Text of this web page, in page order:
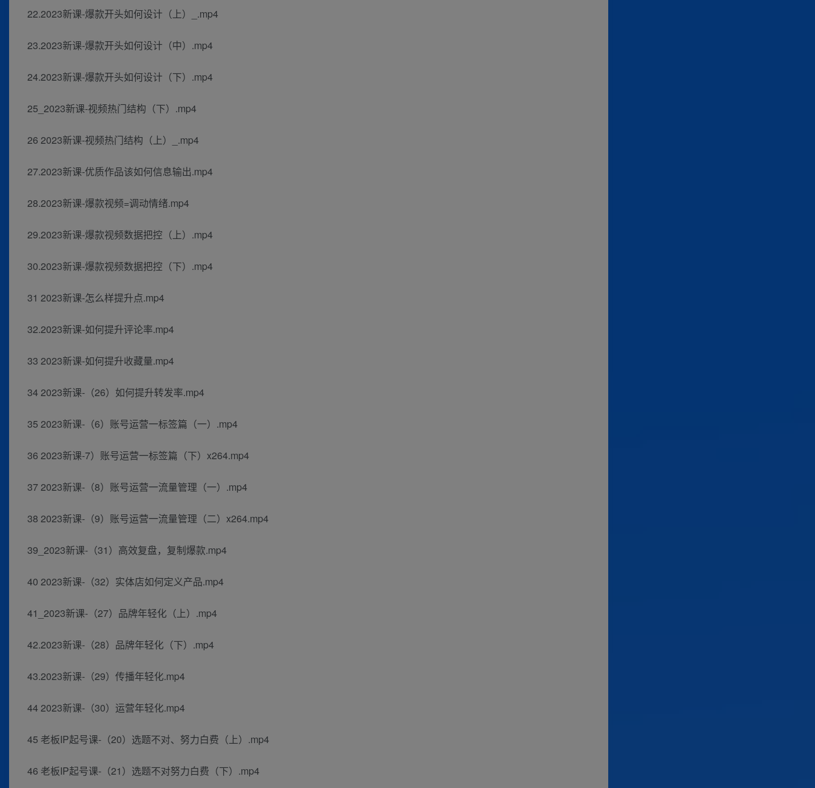
22.2023新课-爆款开头如何设计（上）_.mp4
23.2023新课-爆款开头如何设计（中）.mp4
24.2023新课-爆款开头如何设计（下）.mp4
25_2023新课-视频热门结构（下）.mp4
26 2023新课-视频热门结构（上）_.mp4
27.2023新课-优质作品该如何信息输出.mp4
28.2023新课-爆款视频=调动情绪.mp4
29.2023新课-爆款视频数据把控（上）.mp4
30.2023新课-爆款视频数据把控（下）.mp4
31 2023新课-怎么样提升点.mp4
32.2023新课-如何提升评论率.mp4
33 2023新课-如何提升收藏量.mp4
34 2023新课-（26）如何提升转发率.mp4
35 2023新课-（6）账号运营一标签篇（一）.mp4
36 2023新课-7）账号运营一标签篇（下）x264.mp4
37 2023新课-（8）账号运营一流量管理（一）.mp4
38 2023新课-（9）账号运营一流量管理（二）x264.mp4
39_2023新课-（31）高效复盘，复制爆款.mp4
40 2023新课-（32）实体店如何定义产品.mp4
41_2023新课-（27）品牌年轻化（上）.mp4
42.2023新课-（28）品牌年轻化（下）.mp4
43.2023新课-（29）传播年轻化.mp4
44 2023新课-（30）运营年轻化.mp4
45 老板IP起号课-（20）选题不对、努力白费（上）.mp4
46 老板IP起号课-（21）选题不对努力白费（下）.mp4